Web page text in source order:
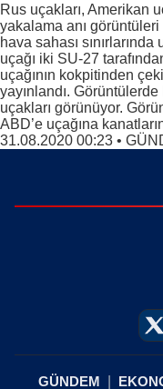
Rus uçakları, Amerikan
yakalama anı
hava sahası
uçağı iki SU-27
uçağının kokpitinden
yayınlandı.
uçakları görünüyor.
ABD’e uçağına
31.08.2020 00:23 •
GÜNDEM